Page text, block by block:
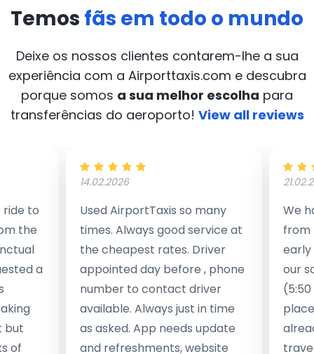
Temos fãs em todo o mundo
Deixe os nossos clientes contarem-lhe a sua
experiência com a Airporttaxis.com e descubra
porque somos a sua melhor escolha para
transferências do aeroporto! View all reviews
to
the
a
but
of
14.02.2026
Used AirportTaxis so many
times. Always good service at
the cheapest rates. Driver
appointed day before , phone
number to contact driver
available. Always just in time
as asked. App needs update
and refreshments, website
We
from
early
our